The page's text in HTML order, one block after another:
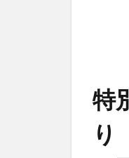
特
り